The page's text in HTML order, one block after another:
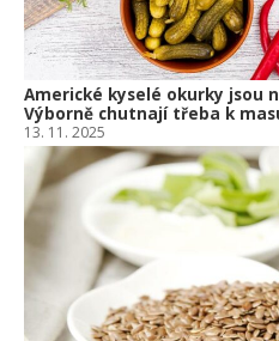
Americké kyselé okurky jsou
Výborně chutnají třeba k
13. 11. 2025